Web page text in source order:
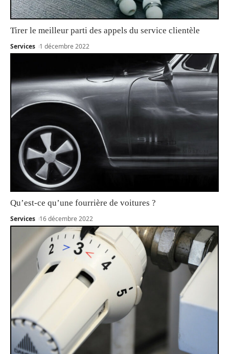
Tirer le meilleur parti des appels du service clientèle
Services 1 décembre 2022
Qu’est-ce qu’une fourrière de voitures ?
Services 16 décembre 2022